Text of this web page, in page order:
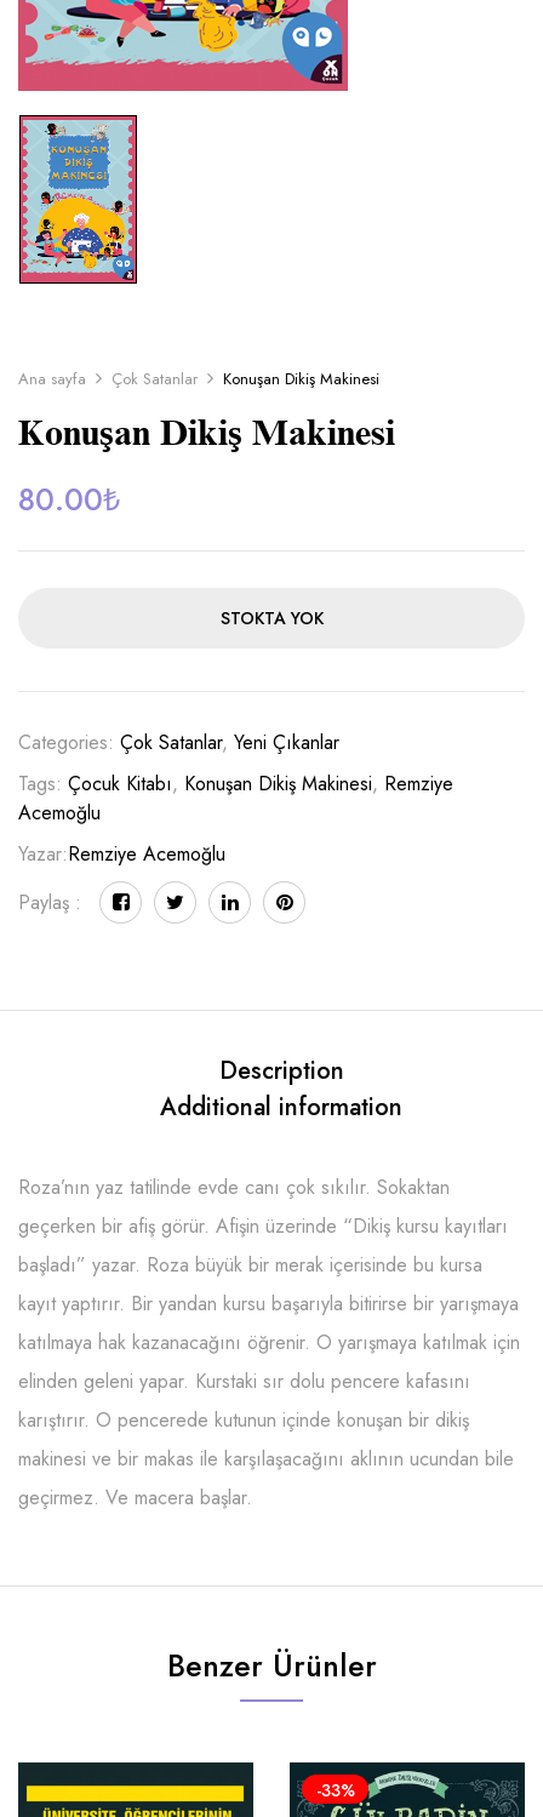
Ana sayfa Çok Satanlar Konuşan Dikiş Makinesi
Konuşan Dikiş Makinesi
80.00₺
STOKTA YOK
Categories: Çok Satanlar, Yeni Çıkanlar
Tags: Çocuk Kitabı, Konuşan Dikiş Makinesi, Remziye
Acemoğlu
Yazar:Remziye Acemoğlu
Paylaş :
Description
Additional information
Roza’nın yaz tatilinde evde canı çok sıkılır. Sokaktan
geçerken bir afiş görür. Afişin üzerinde “Dikiş kursu kayıtları
başladı” yazar. Roza büyük bir merak içerisinde bu kursa
kayıt yaptırır. Bir yandan kursu başarıyla bitirirse bir yarışmaya
katılmaya hak kazanacağını öğrenir. O yarışmaya katılmak için
elinden geleni yapar. Kurstaki sır dolu pencere kafasını
karıştırır. O pencerede kutunun içinde konuşan bir dikiş
makinesi ve bir makas ile karşılaşacağını aklının ucundan bile
geçirmez. Ve macera başlar.
Benzer Ürünler
-33%